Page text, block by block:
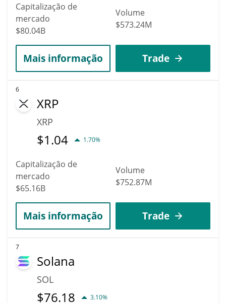
Capitalização de
mercado
$80.04B
Volume
$573.24M
Mais informação Trade
6
XRP
XRP
$1.04 1.70%
Capitalização de
mercado
$65.16B
Volume
$752.87M
Mais informação Trade
7
Solana
SOL
$76.18 3.10%